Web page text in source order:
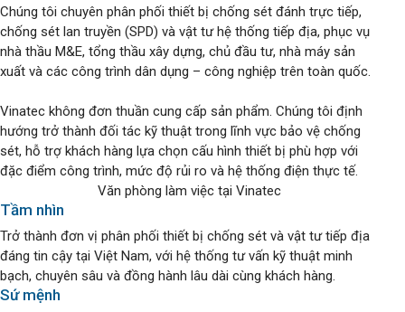
Chúng tôi chuyên phân phối thiết bị chống sét đánh trực tiếp,
chống sét lan truyền (SPD) và vật tư hệ thống tiếp địa, phục vụ
nhà thầu M&E, tổng thầu xây dựng, chủ đầu tư, nhà máy sản
xuất và các công trình dân dụng – công nghiệp trên toàn quốc.
Vinatec không đơn thuần cung cấp sản phẩm. Chúng tôi định
hướng trở thành đối tác kỹ thuật trong lĩnh vực bảo vệ chống
sét, hỗ trợ khách hàng lựa chọn cấu hình thiết bị phù hợp với
đặc điểm công trình, mức độ rủi ro và hệ thống điện thực tế.
Văn phòng làm việc tại Vinatec
Tầm nhìn
Trở thành đơn vị phân phối thiết bị chống sét và vật tư tiếp địa
đáng tin cậy tại Việt Nam, với hệ thống tư vấn kỹ thuật minh
bạch, chuyên sâu và đồng hành lâu dài cùng khách hàng.
Sứ mệnh